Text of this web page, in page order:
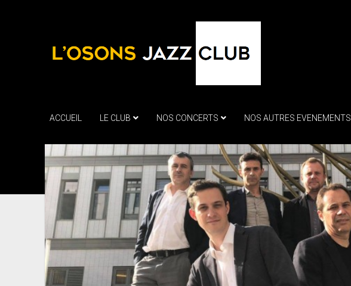
ACCUEIL LE CLUB NOS CONCERTS NOS AUTRES EVENEMENTS